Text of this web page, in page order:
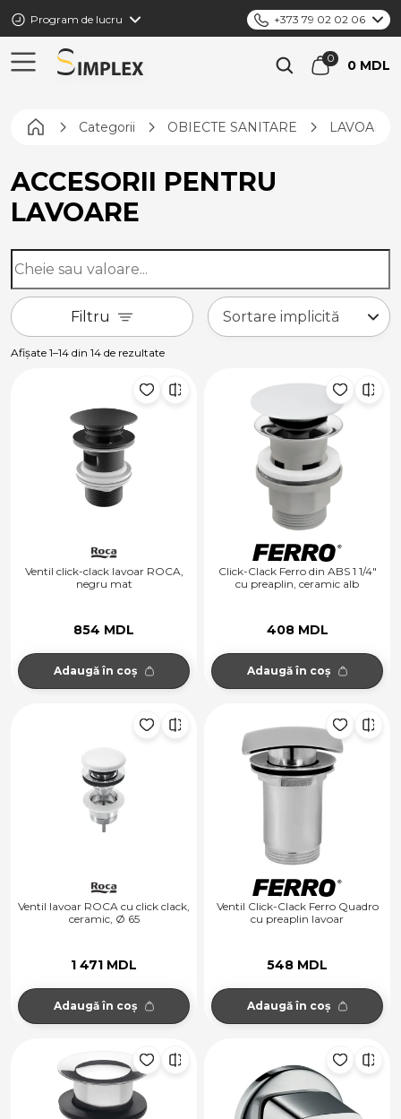
Program de lucru +373 79 02 02 06
0 MDL
Pagina principală
Categorii OBIECTE SANITARE LAVOARE
ACCESORII PENTRU
LAVOARE
Filtru
Afișate 1–14 din 14 de rezultate
Ventil click-clack lavoar ROCA,
negru mat
854 MDL
Adaugă în coș
Click-Clack Ferro din ABS 1 1/4"
cu preaplin, ceramic alb
408 MDL
Adaugă în coș
Ventil lavoar ROCA cu click clack,
ceramic, Ø 65
1 471 MDL
Adaugă în coș
Ventil Click-Clack Ferro Quadro
cu preaplin lavoar
548 MDL
Adaugă în coș